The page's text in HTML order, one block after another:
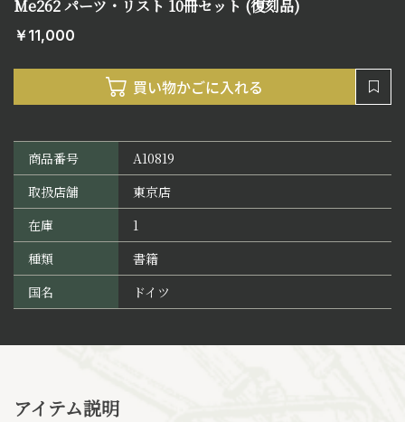
Me262 パーツ・リスト 10冊セット (復刻品)
￥11,000
商品番号
A10819
取扱店舗
東京店
在庫
1
種類
書籍
国名
ドイツ
アイテム説明